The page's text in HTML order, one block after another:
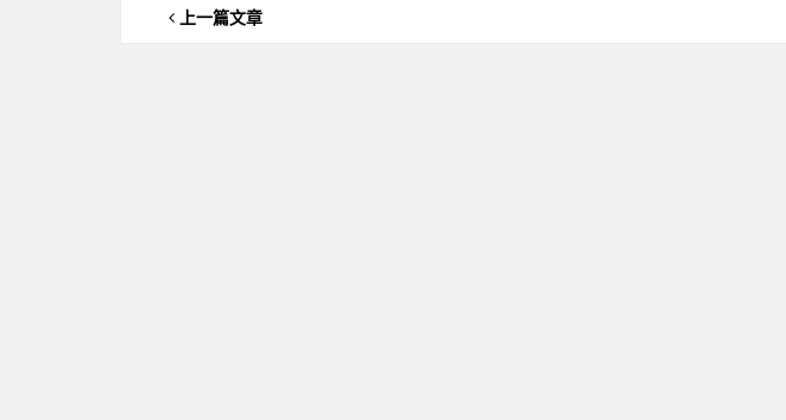
上一篇文章